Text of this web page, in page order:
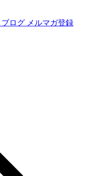
ブログ メルマガ登録